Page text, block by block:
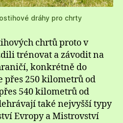
dráhy pro chrty
chrtů proto v
trénovat a závodit na
konkrétně do
přes 250 kilometrů od
540 kilometrů od
také nejvyšší typy
Evropy a Mistrovství